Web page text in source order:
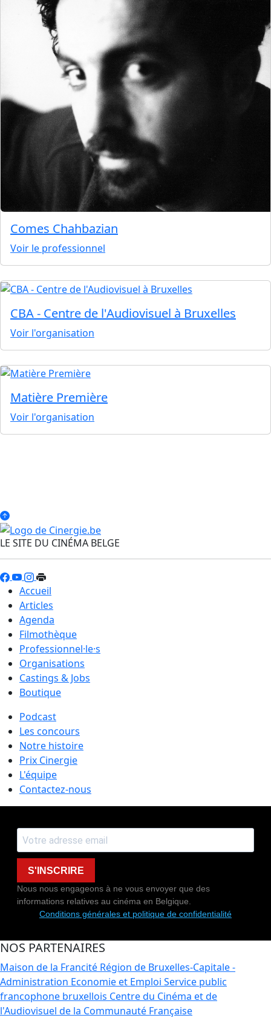
Comes Chahbazian
Voir le professionnel
CBA - Centre de l'Audiovisuel à Bruxelles
Voir l'organisation
Matière Première
Voir l'organisation
LE SITE DU CINÉMA BELGE
Accueil
Articles
Agenda
Filmothèque
Professionnel·le·s
Organisations
Castings & Jobs
Boutique
Podcast
Les concours
Notre histoire
Prix Cinergie
L'équipe
Contactez-nous
S'INSCRIRE
Nous nous engageons à ne vous envoyer que des
informations relatives au cinéma en Belgique.
Conditions générales et politique de confidentialité
NOS PARTENAIRES
Maison de la Francité Région de Bruxelles-Capitale -
Administration Economie et Emploi Service public
francophone bruxellois Centre du Cinéma et de
l'Audiovisuel de la Communauté Française